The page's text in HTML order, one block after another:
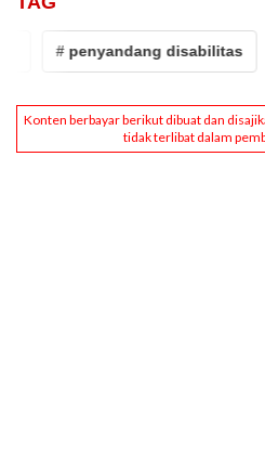
# penyandang disabilitas